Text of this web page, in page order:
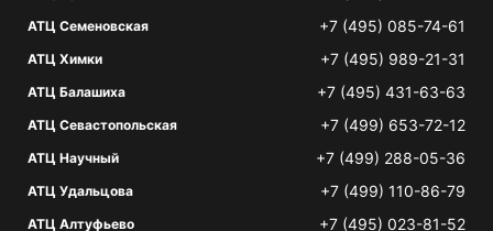
АТЦ Семеновская +7 (495) 085-74-61
АТЦ Химки +7 (495) 989-21-31
АТЦ Балашиха +7 (495) 431-63-63
АТЦ Севастопольская +7 (499) 653-72-12
АТЦ Научный +7 (499) 288-05-36
АТЦ Удальцова +7 (499) 110-86-79
АТЦ Алтуфьево +7 (495) 023-81-52